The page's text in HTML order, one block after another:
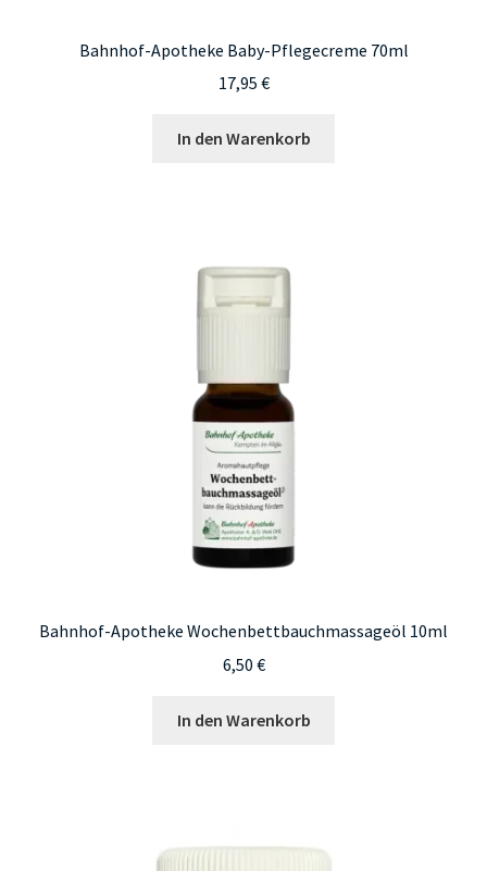
Bahnhof-Apotheke Baby-Pflegecreme 70ml
17,95 €
In den Warenkorb
Bahnhof-Apotheke Wochenbettbauchmassageöl 10ml
6,50 €
In den Warenkorb